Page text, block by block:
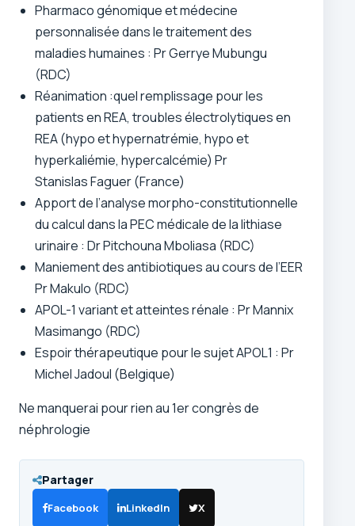
Pharmaco génomique et médecine
personnalisée dans le traitement des
maladies humaines : Pr Gerrye Mubungu
(RDC)
Réanimation :quel remplissage pour les
patients en REA, troubles électrolytiques en
REA (hypo et hypernatrémie, hypo et
hyperkaliémie, hypercalcémie) Pr
Stanislas Faguer (France)
Apport de l’analyse morpho-constitutionnelle
du calcul dans la PEC médicale de la lithiase
urinaire : Dr Pitchouna Mboliasa (RDC)
Maniement des antibiotiques au cours de l’EER
Pr Makulo (RDC)
APOL-1 variant et atteintes rénale : Pr Mannix
Masimango (RDC)
Espoir thérapeutique pour le sujet APOL1 : Pr
Michel Jadoul (Belgique)
Ne manquerai pour rien au 1er congrès de
néphrologie
Partager
Facebook LinkedIn X